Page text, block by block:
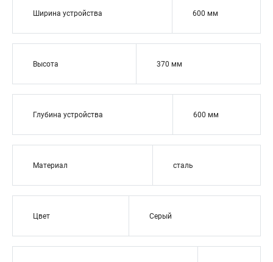
Ширина устройства 600 мм
Высота 370 мм
Глубина устройства 600 мм
Материал сталь
Цвет Серый